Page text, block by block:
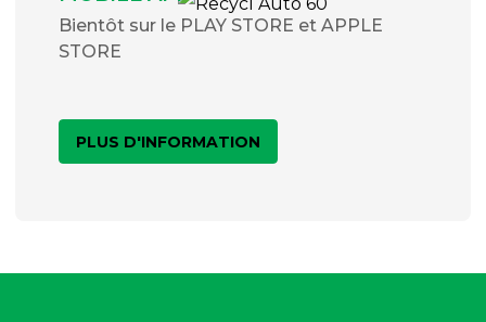
Bientôt sur le PLAY STORE et APPLE
STORE
PLUS D'INFORMATION